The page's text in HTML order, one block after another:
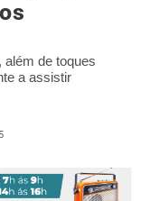
de toques
a assistir